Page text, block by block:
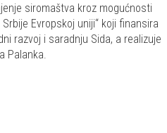
siromaštva kroz mogućnosti
Evropskoj uniji“ koji finansira
razvoj i saradnju Sida, a realizuje
Palanka.